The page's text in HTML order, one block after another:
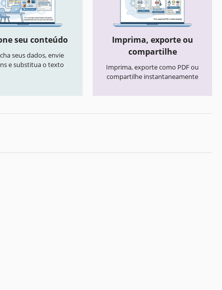
seu conteúdo
seus dados, envie
e substitua o texto
Imprima, exporte ou
compartilhe
Imprima, exporte como PDF ou
compartilhe instantaneamente